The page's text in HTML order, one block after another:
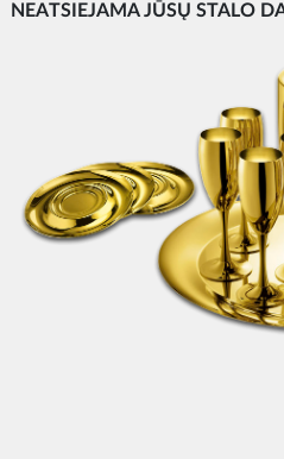
NEATSIEJAMA JŪSŲ STALO